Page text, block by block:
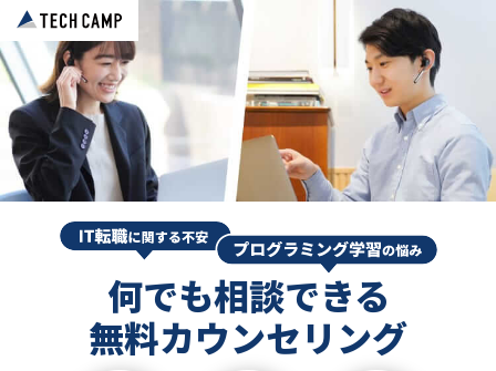
何でも相談できる
無料カウンセリング